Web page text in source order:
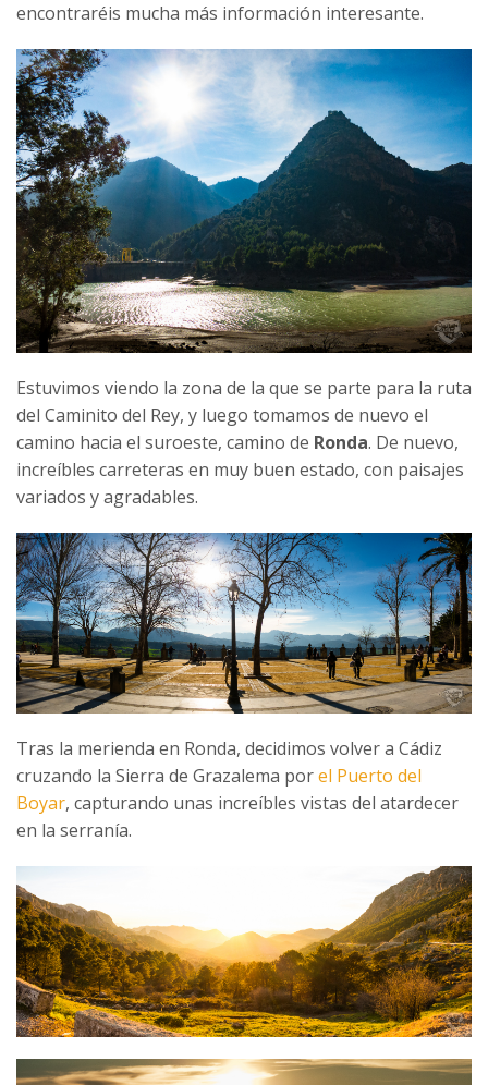
encontraréis mucha más información interesante.
Estuvimos viendo la zona de la que se parte para la ruta
del Caminito del Rey, y luego tomamos de nuevo el
camino hacia el suroeste, camino de Ronda. De nuevo,
increíbles carreteras en muy buen estado, con paisajes
variados y agradables.
Tras la merienda en Ronda, decidimos volver a Cádiz
cruzando la Sierra de Grazalema porel Puerto del
Boyar, capturando unas increíbles vistas del atardecer
en la serranía.